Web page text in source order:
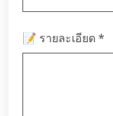
📝 รายละเอียด *